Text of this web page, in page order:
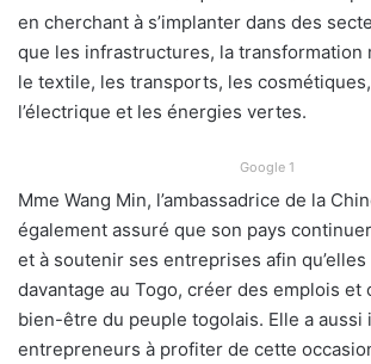
en cherchant à s’implanter dans des
que les infrastructures, la transformation
le textile, les transports, les
l’électrique et les énergies vertes.
Google 1
Mme Wang Min, l’ambassadrice de la
également assuré que son pays
et à soutenir ses entreprises afin
davantage au Togo, créer des emplois et
bien-être du peuple togolais. Elle a aussi
entrepreneurs à profiter de cette